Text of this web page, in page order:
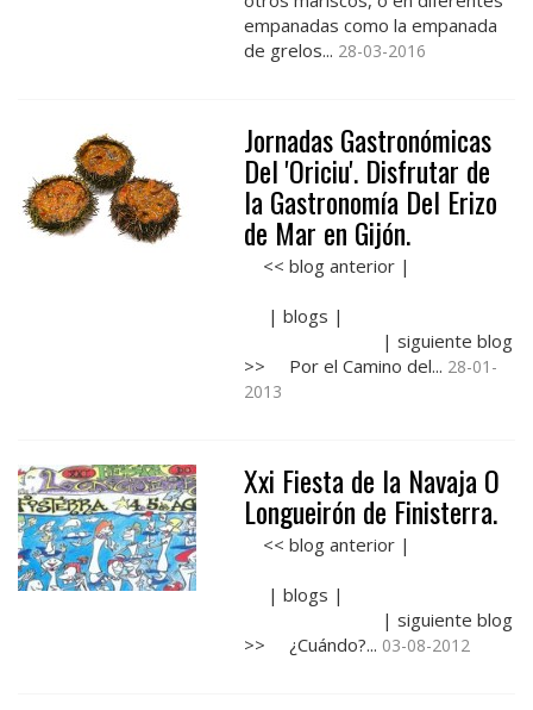
empanadas como la empanada
de grelos... 28-03-2016
Jornadas Gastronómicas
Del 'Oriciu'. Disfrutar de
la Gastronomía Del Erizo
de Mar en Gijón.
<< blog anterior |
| blogs |
| siguiente blog
>> Por el Camino del... 28-01-
2013
Xxi Fiesta de la Navaja O
Longueirón de Finisterra.
<< blog anterior |
| blogs |
| siguiente blog
>> ¿Cuándo?... 03-08-2012